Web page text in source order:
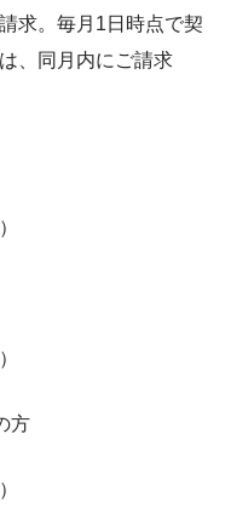
求。毎月1日時点で契
、同月内にご請求
方